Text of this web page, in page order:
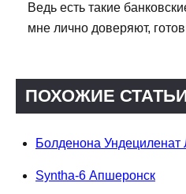
Ведь есть такие
мне лично доверяют,
ПОХОЖИЕ
Болденона Ундециленат
Syntha-6 Апшеронск